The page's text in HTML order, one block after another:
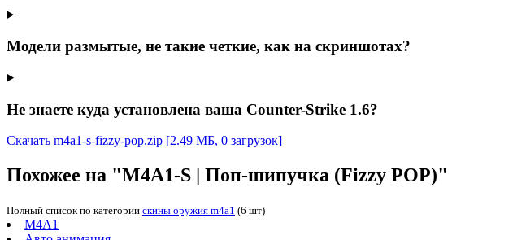
Модели размытые, не такие четкие, как на скриншотах?
Не знаете куда установлена ваша Counter-Strike 1.6?
Скачать m4a1-s-fizzy-pop.zip [2.49 МБ, 0 загрузок]
Похожее на "M4A1-S | Поп-шипучка (Fizzy POP)"
Полный список по категории скины оружия m4a1 (6 шт)
M4A1